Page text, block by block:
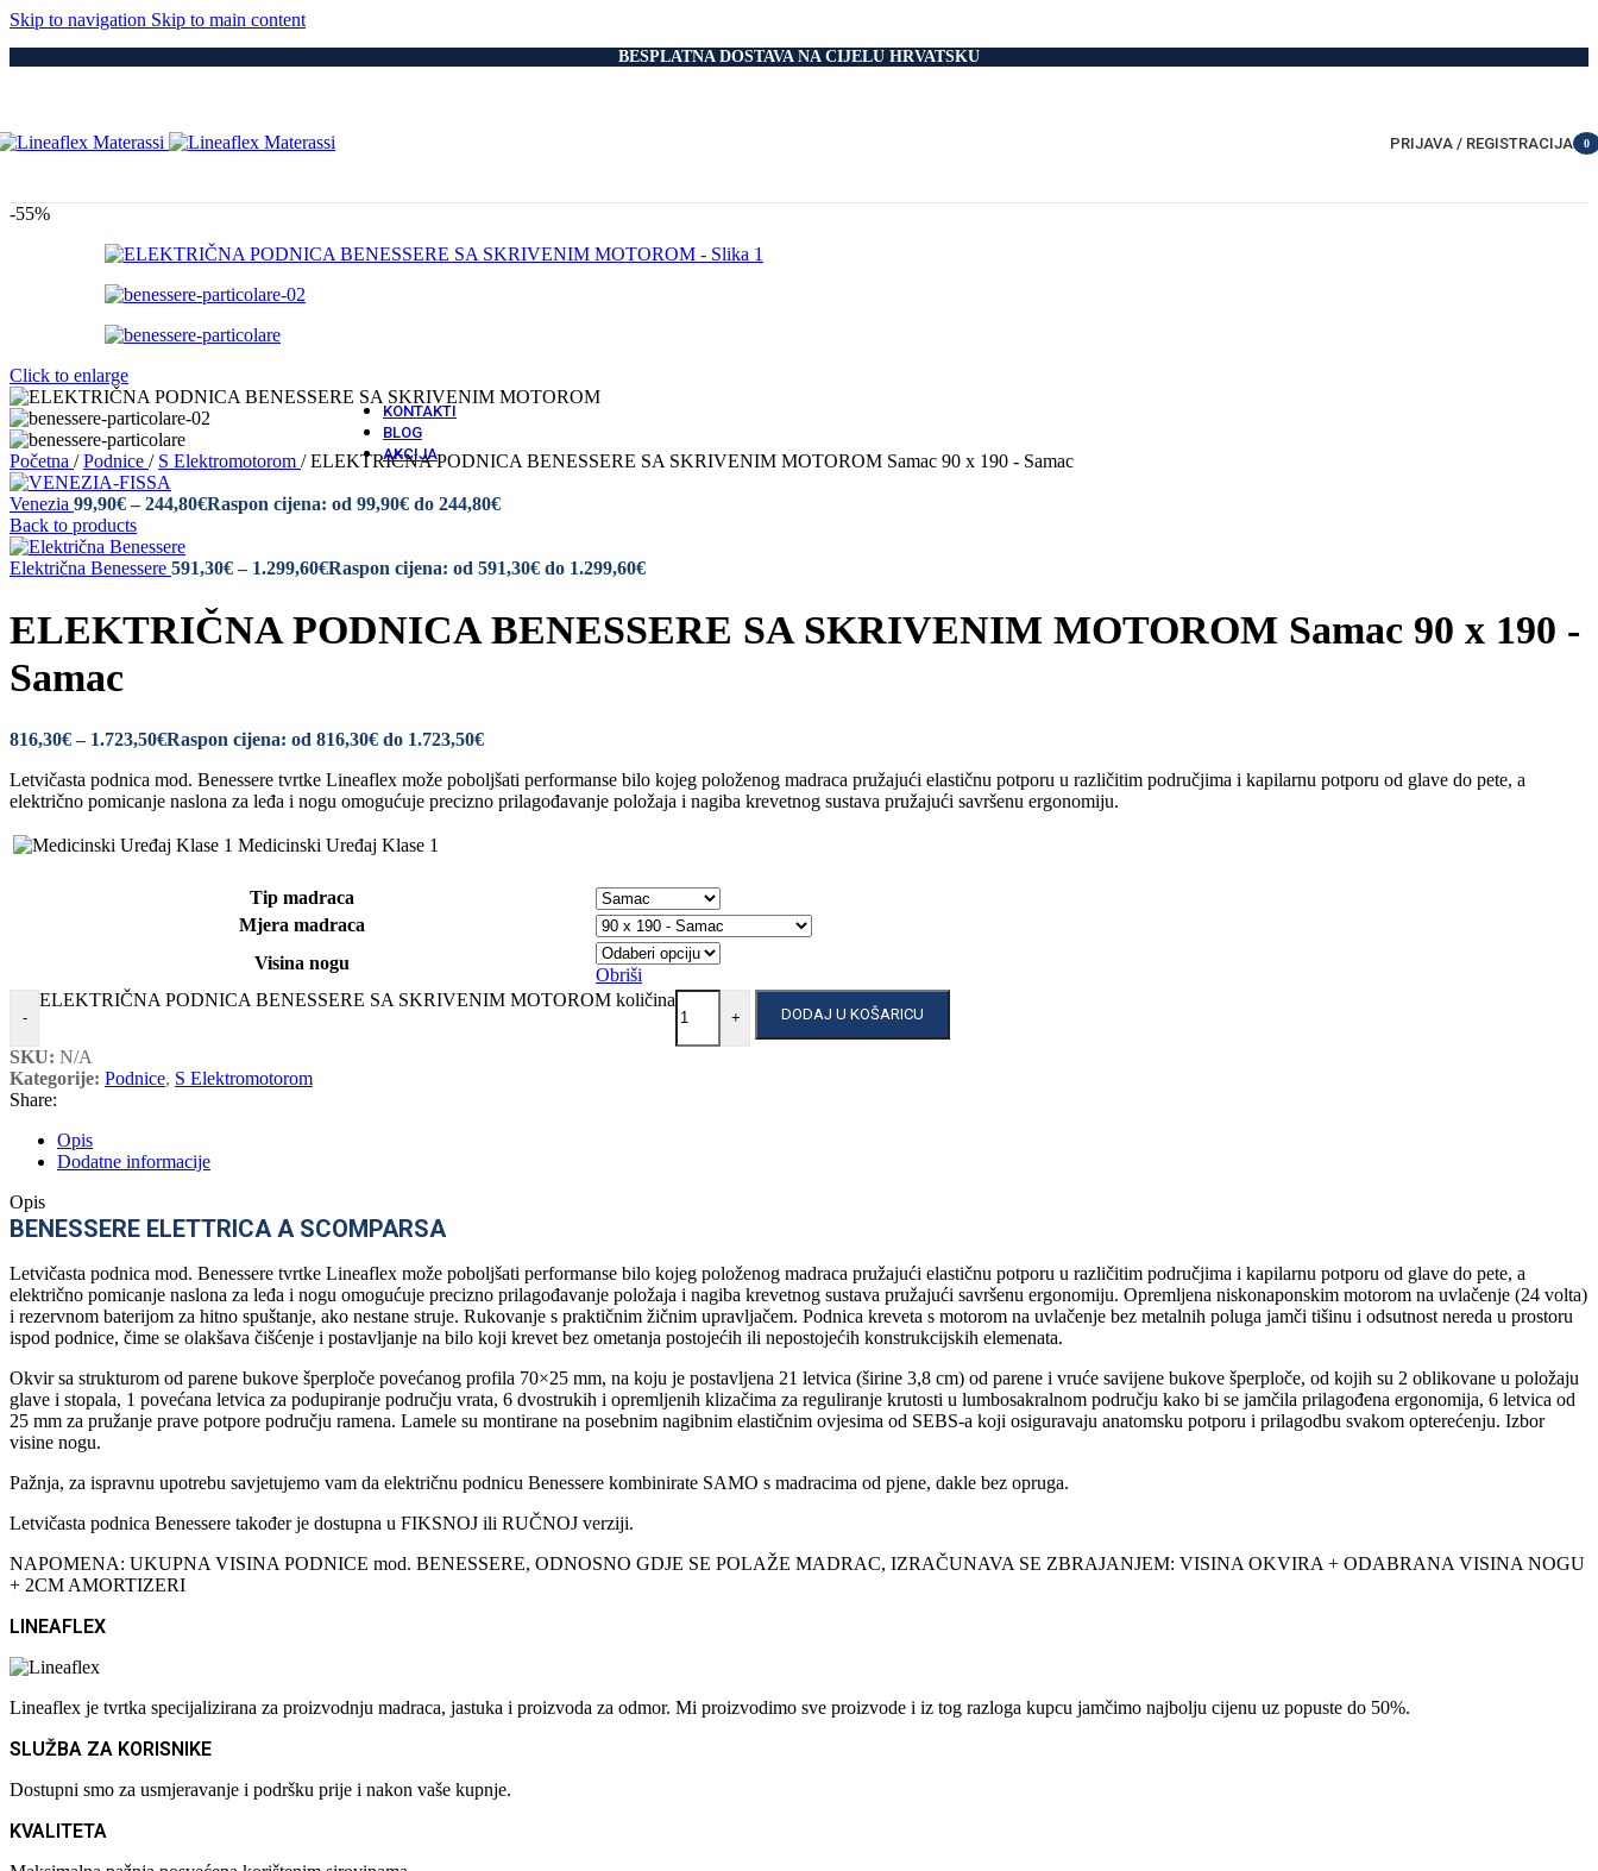
Skip to navigation Skip to main content
BESPLATNA DOSTAVA NA CIJELU HRVATSKU
Drvene Podnice
Metalni Okvir
Navlake Za Jastuk
Vatro Otporni Jastuci
KONTAKTI
BLOG
AKCIJA
PRIJAVA / REGISTRACIJA
0
-55%
Click to enlarge
Početna / Podnice / S Elektromotorom / ELEKTRIČNA PODNICA BENESSERE SA SKRIVENIM MOTOROM Samac 90 x 190 - Samac
Venezia 99,90€ – 244,80€Raspon cijena: od 99,90€ do 244,80€
Back to products
Električna Benessere 591,30€ – 1.299,60€Raspon cijena: od 591,30€ do 1.299,60€
ELEKTRIČNA PODNICA BENESSERE SA SKRIVENIM MOTOROM Samac 90 x 190 -
Samac
816,30€ – 1.723,50€Raspon cijena: od 816,30€ do 1.723,50€
Letvičasta podnica mod. Benessere tvrtke Lineaflex može poboljšati performanse bilo kojeg položenog madraca pružajući elastičnu potporu u različitim područjima i kapilarnu potporu od glave do pete, a
električno pomicanje naslona za leđa i nogu omogućuje precizno prilagođavanje položaja i nagiba krevetnog sustava pružajući savršenu ergonomiju.
Medicinski Uređaj Klase 1
Tip madraca
Mjera madraca
Visina nogu
Obriši
-
ELEKTRIČNA PODNICA BENESSERE SA SKRIVENIM MOTOROM količina
+ DODAJ U KOŠARICU
SKU: N/A
Kategorije: Podnice, S Elektromotorom
Share:
Opis
Dodatne informacije
Opis
BENESSERE ELETTRICA A SCOMPARSA
Letvičasta podnica mod. Benessere tvrtke Lineaflex može poboljšati performanse bilo kojeg položenog madraca pružajući elastičnu potporu u različitim područjima i kapilarnu potporu od glave do pete, a
električno pomicanje naslona za leđa i nogu omogućuje precizno prilagođavanje položaja i nagiba krevetnog sustava pružajući savršenu ergonomiju. Opremljena niskonaponskim motorom na uvlačenje (24 volta)
i rezervnom baterijom za hitno spuštanje, ako nestane struje. Rukovanje s praktičnim žičnim upravljačem. Podnica kreveta s motorom na uvlačenje bez metalnih poluga jamči tišinu i odsutnost nereda u prostoru
ispod podnice, čime se olakšava čišćenje i postavljanje na bilo koji krevet bez ometanja postojećih ili nepostojećih konstrukcijskih elemenata.
Okvir sa strukturom od parene bukove šperploče povećanog profila 70×25 mm, na koju je postavljena 21 letvica (širine 3,8 cm) od parene i vruće savijene bukove šperploče, od kojih su 2 oblikovane u položaju
glave i stopala, 1 povećana letvica za podupiranje području vrata, 6 dvostrukih i opremljenih klizačima za reguliranje krutosti u lumbosakralnom području kako bi se jamčila prilagođena ergonomija, 6 letvica od
25 mm za pružanje prave potpore području ramena. Lamele su montirane na posebnim nagibnim elastičnim ovjesima od SEBS-a koji osiguravaju anatomsku potporu i prilagodbu svakom opterećenju. Izbor
visine nogu.
Pažnja, za ispravnu upotrebu savjetujemo vam da električnu podnicu Benessere kombinirate SAMO s madracima od pjene, dakle bez opruga.
Letvičasta podnica Benessere također je dostupna u FIKSNOJ ili RUČNOJ verziji.
NAPOMENA: UKUPNA VISINA PODNICE mod. BENESSERE, ODNOSNO GDJE SE POLAŽE MADRAC, IZRAČUNAVA SE ZBRAJANJEM: VISINA OKVIRA + ODABRANA VISINA NOGU
+ 2CM AMORTIZERI
LINEAFLEX
Lineaflex je tvrtka specijalizirana za proizvodnju madraca, jastuka i proizvoda za odmor. Mi proizvodimo sve proizvode i iz tog razloga kupcu jamčimo najbolju cijenu uz popuste do 50%.
SLUŽBA ZA KORISNIKE
Dostupni smo za usmjeravanje i podršku prije i nakon vaše kupnje.
KVALITETA